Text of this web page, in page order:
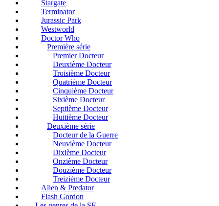
Stargate
Terminator
Jurassic Park
Westworld
Doctor Who
Première série
Premier Docteur
Deuxième Docteur
Troisième Docteur
Quatrième Docteur
Cinquième Docteur
Sixième Docteur
Septième Docteur
Huitième Docteur
Deuxième série
Docteur de la Guerre
Neuvième Docteur
Dixième Docteur
Onzième Docteur
Douzième Docteur
Treizième Docteur
Alien & Predator
Flash Gordon